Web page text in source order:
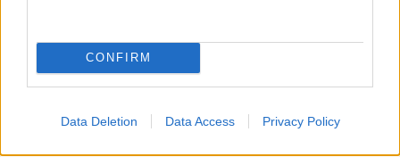
CONFIRM
Data Deletion Data Access Privacy Policy